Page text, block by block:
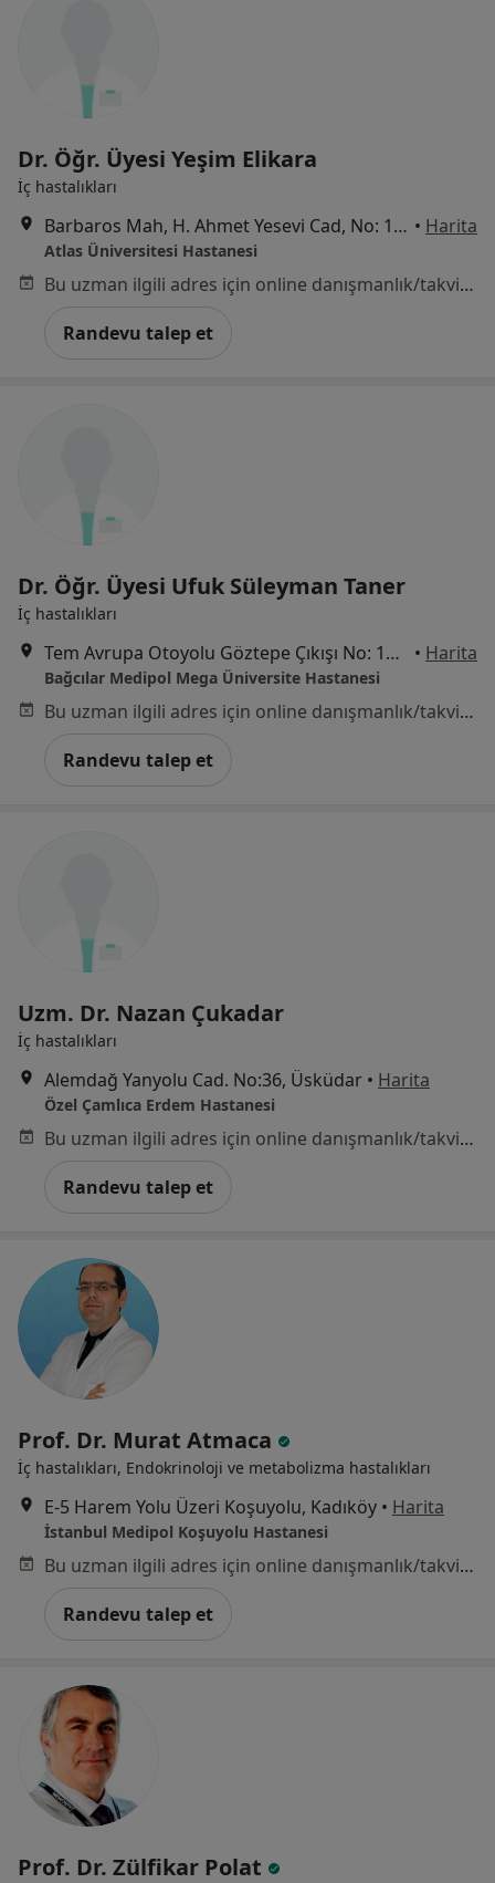
Dr. Öğr. Üyesi Yeşim Elikara
İç hastalıkları
Barbaros Mah, H. Ahmet Yesevi Cad, No: 149 Güneşli - Bağcılar / İstanbul, Bağcılar • Harita
Atlas Üniversitesi Hastanesi
Bu uzman ilgili adres için online danışmanlık/takvim sunmuyor.
Randevu talep et
Dr. Öğr. Üyesi Ufuk Süleyman Taner
İç hastalıkları
Tem Avrupa Otoyolu Göztepe Çıkışı No: 1Bağcılar, İstanbul • Harita
Bağcılar Medipol Mega Üniversite Hastanesi
Bu uzman ilgili adres için online danışmanlık/takvim sunmuyor.
Randevu talep et
Uzm. Dr. Nazan Çukadar
İç hastalıkları
Alemdağ Yanyolu Cad. No:36, Üsküdar • Harita
Özel Çamlıca Erdem Hastanesi
Bu uzman ilgili adres için online danışmanlık/takvim sunmuyor.
Randevu talep et
Prof. Dr. Murat Atmaca
İç hastalıkları, Endokrinoloji ve metabolizma hastalıkları
E-5 Harem Yolu Üzeri Koşuyolu, Kadıköy • Harita
İstanbul Medipol Koşuyolu Hastanesi
Bu uzman ilgili adres için online danışmanlık/takvim sunmuyor.
Randevu talep et
Prof. Dr. Zülfikar Polat